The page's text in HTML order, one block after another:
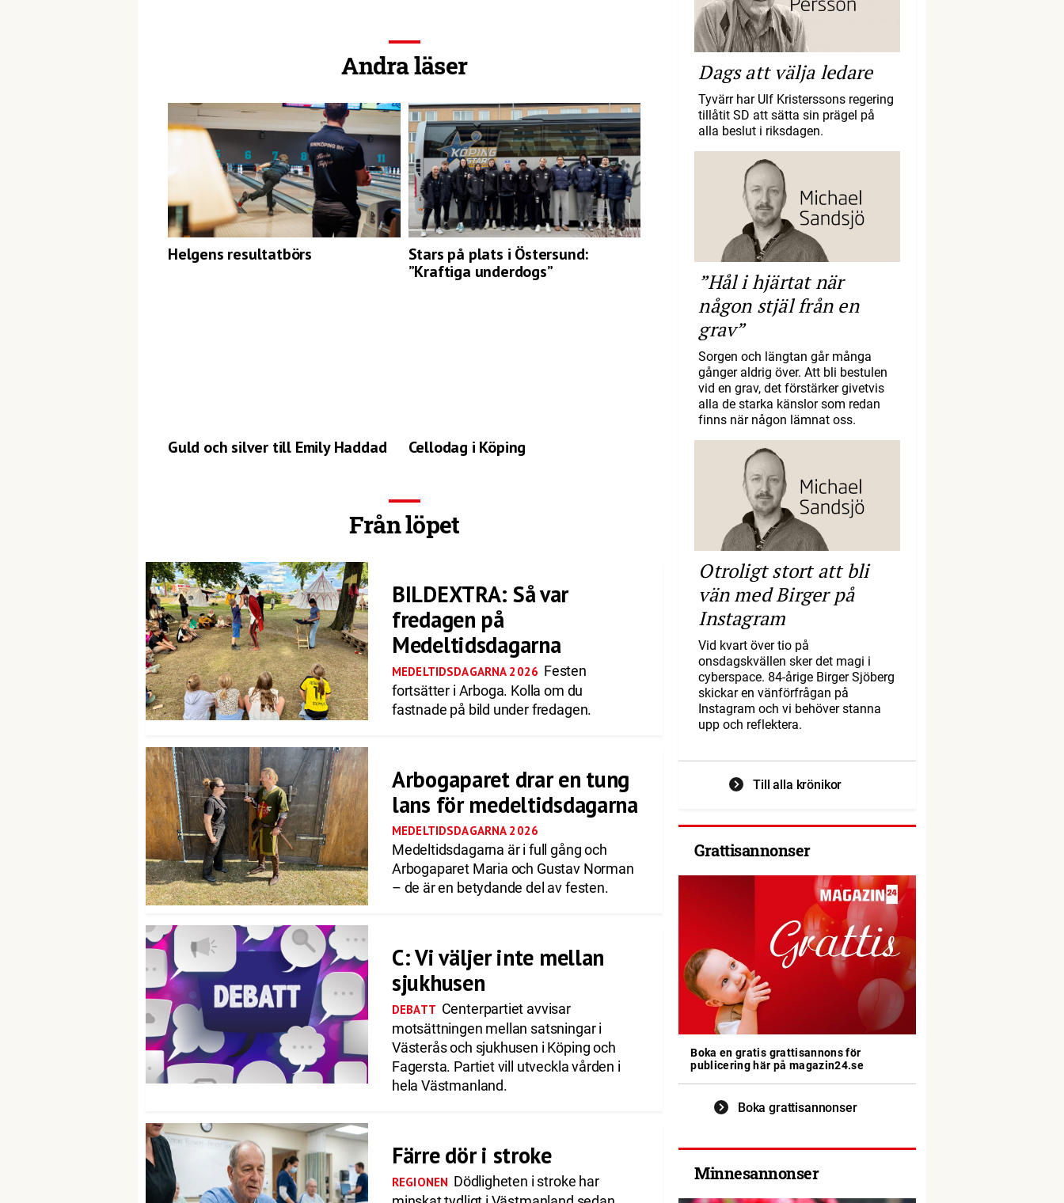
Andra läser
Helgens resultatbörs
Stars på plats i Östersund:
”Kraftiga underdogs”
Guld och silver till Emily Haddad Cellodag i Köping
Från löpet
BILDEXTRA: Så var
fredagen på
Medeltidsdagarna
MEDELTIDSDAGARNA 2026 Festen
fortsätter i Arboga. Kolla om du
fastnade på bild under fredagen.
Arbogaparet drar en tung
lans för medeltidsdagarna
MEDELTIDSDAGARNA 2026
Medeltidsdagarna är i full gång och
Arbogaparet Maria och Gustav Norman
– de är en betydande del av festen.
C: Vi väljer inte mellan
sjukhusen
DEBATT Centerpartiet avvisar
motsättningen mellan satsningar i
Västerås och sjukhusen i Köping och
Fagersta. Partiet vill utveckla vården i
hela Västmanland.
Färre dör i stroke
REGIONEN Dödligheten i stroke har
Dags att välja ledare
Tyvärr har Ulf Kristerssons regering
tillåtit SD att sätta sin prägel på
alla beslut i riksdagen.
”Hål i hjärtat när
någon stjäl från en
grav”
Sorgen och längtan går många
gånger aldrig över. Att bli bestulen
vid en grav, det förstärker givetvis
alla de starka känslor som redan
finns när någon lämnat oss.
Otroligt stort att bli
vän med Birger på
Instagram
Vid kvart över tio på
onsdagskvällen sker det magi i
cyberspace. 84-årige Birger Sjöberg
skickar en vänförfrågan på
Instagram och vi behöver stanna
upp och reflektera.
Till alla krönikor
Grattisannonser
Boka en gratis grattisannons för
publicering här på magazin24.se
Boka grattisannonser
Minnesannonser